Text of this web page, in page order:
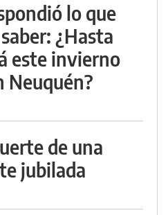
lo que
¿Hasta
este invierno
Neuquén?
de una
jubilada